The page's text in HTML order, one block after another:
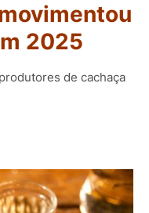
2025
de cachaça